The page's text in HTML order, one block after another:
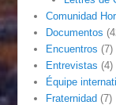
Comunidad
Documentos
Encuentros (7)
Entrevistas (4)
Équipe
Fraternidad (7)